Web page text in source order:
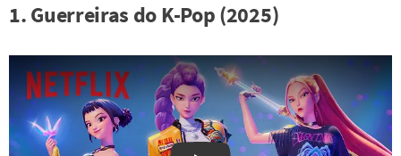
1. Guerreiras do K-Pop (2025)